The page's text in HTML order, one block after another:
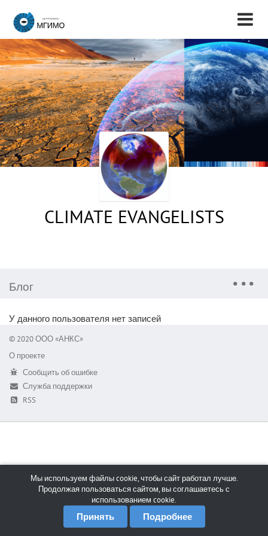
CLIMATE EVANGELISTS
Блог
У данного пользователя нет записей
© 2020 ООО «АНКС»
О проекте
Сообщить об ошибке
Служба поддержки
RSS
Мы используем файлы cookie, чтобы сайт работал лучше.
Продолжая пользоваться сайтом, вы соглашаетесь с
использованием cookie.
Принять Подробнее